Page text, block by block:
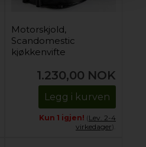
Motorskjold,
Scandomestic
kjøkkenvifte
1.230,00 NOK
Legg i kurven
Kun 1 igjen! (Lev. 2-4
virkedager).